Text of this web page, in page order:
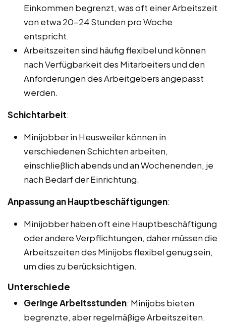
Einkommen begrenzt, was oft einer Arbeitszeit
von etwa 20-24 Stunden pro Woche
entspricht.
Arbeitszeiten sind häufig flexibel und können
nach Verfügbarkeit des Mitarbeiters und den
Anforderungen des Arbeitgebers angepasst
werden.
Schichtarbeit:
Minijobber in Heusweiler können in
verschiedenen Schichten arbeiten,
einschließlich abends und an Wochenenden, je
nach Bedarf der Einrichtung.
Anpassung an Hauptbeschäftigungen:
Minijobber haben oft eine Hauptbeschäftigung
oder andere Verpflichtungen, daher müssen die
Arbeitszeiten des Minijobs flexibel genug sein,
um dies zu berücksichtigen.
Unterschiede
Geringe Arbeitsstunden: Minijobs bieten
begrenzte, aber regelmäßige Arbeitszeiten.